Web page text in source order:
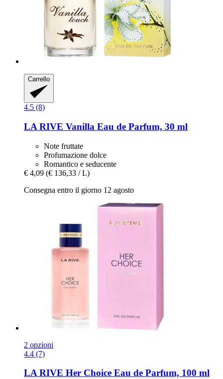
Carrello
4.5 (8)
LA RIVE Vanilla Eau de Parfum, 30 ml
Note fruttate
Profumazione dolce
Romantico e seducente
€ 4,09 (€ 136,33 / L)
Consegna entro il giorno 12 agosto
2 opzioni
4.4 (7)
LA RIVE Her Choice Eau de Parfum, 100 ml